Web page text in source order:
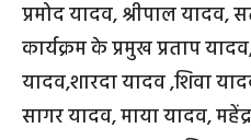
प्रमोद यादव, श्रीपाल
कार्यक्रम के प्रमुख प्रताप
यादव,शारदा यादव ,शिवा
सागर यादव, माया यादव,